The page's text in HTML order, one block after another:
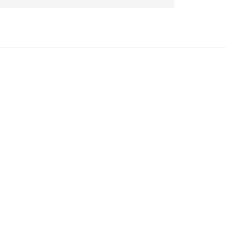
trh sólo spracované vína z tokajských odrôd
technológiami, vrátane riadenej